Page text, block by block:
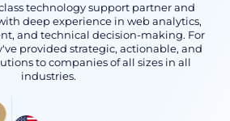
technology support partner and
deep experience in web analytics,
and technical decision-making. For
provided strategic, actionable, and
to companies of all sizes in all
industries.